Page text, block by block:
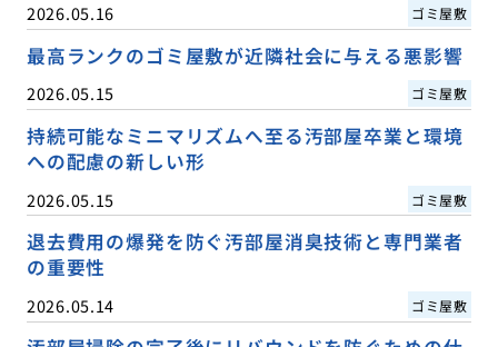
2026.05.16 ゴミ屋敷
最高ランクのゴミ屋敷が近隣社会に与える悪影響
2026.05.15 ゴミ屋敷
持続可能なミニマリズムへ至る汚部屋卒業と環境
への配慮の新しい形
2026.05.15 ゴミ屋敷
退去費用の爆発を防ぐ汚部屋消臭技術と専門業者
の重要性
2026.05.14 ゴミ屋敷